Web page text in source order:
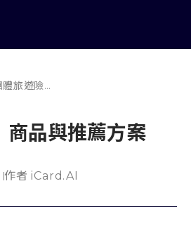
團體旅遊險》商品與推薦方案
商品與推薦方案
作者 iCard.AI